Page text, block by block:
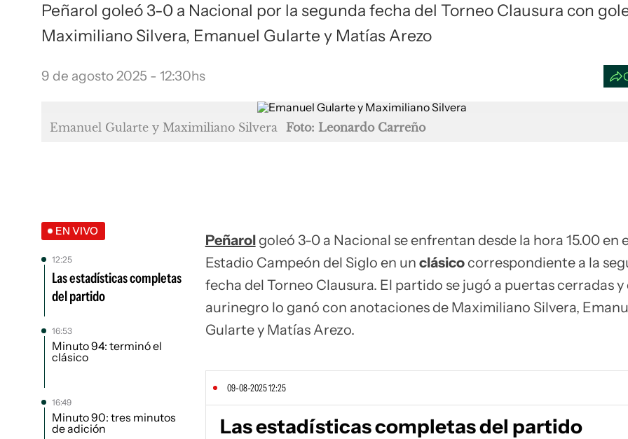
Peñarol goleó 3-0 a Nacional por la segunda fecha del Torneo Clausura con
Maximiliano Silvera, Emanuel Gularte y Matías Arezo
9 de agosto 2025 - 12:30hs
Emanuel Gularte y Maximiliano Silvera Foto: Leonardo Carreño
EN VIVO
12:25
Las estadísticas completas
del partido
16:53
Minuto 94: terminó el
clásico
16:49
Minuto 90: tres minutos
de adición
Peñarolgoleó 3-0 a Nacional se enfrentan desde la hora 15.00 en
Estadio Campeón del Siglo en un clásicocorrespondiente a la
fecha del Torneo Clausura. El partido se jugó a puertas cerradas y
aurinegro lo ganó con anotaciones de Maximiliano Silvera,
Gularte y Matías Arezo.
09-08-2025 12:25
Las estadísticas completas del partido